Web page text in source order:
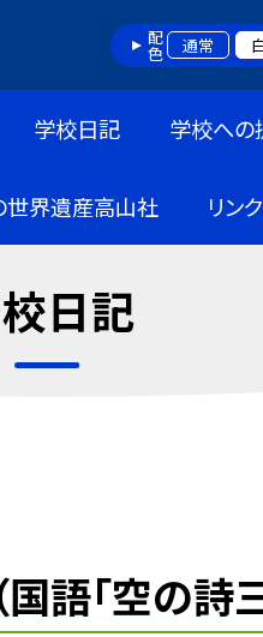
配色 通常
学校日記 学校への
世界遺産高山社 リン
日記
語「空の詩三